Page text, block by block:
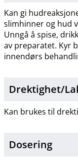
Kan gi
slimhinner og hud
Unngå å spise,
av preparatet. Kyr
innendørs
Drektighet​/​
Kan brukes til
Dosering